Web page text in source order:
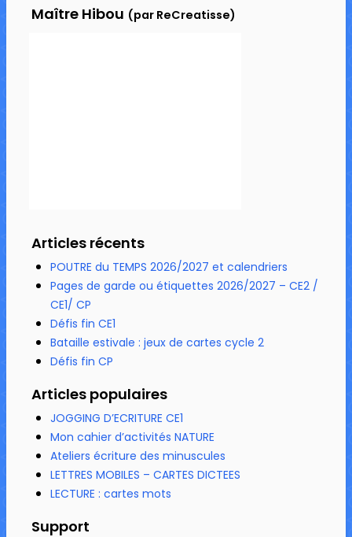
Maître Hibou (par ReCreatisse)
Articles récents
POUTRE du TEMPS 2026/2027 et calendriers
Pages de garde ou étiquettes 2026/2027 – CE2 /
CE1/ CP
Défis fin CE1
Bataille estivale : jeux de cartes cycle 2
Défis fin CP
Articles populaires
JOGGING D’ECRITURE CE1
Mon cahier d’activités NATURE
Ateliers écriture des minuscules
LETTRES MOBILES – CARTES DICTEES
LECTURE : cartes mots
Support